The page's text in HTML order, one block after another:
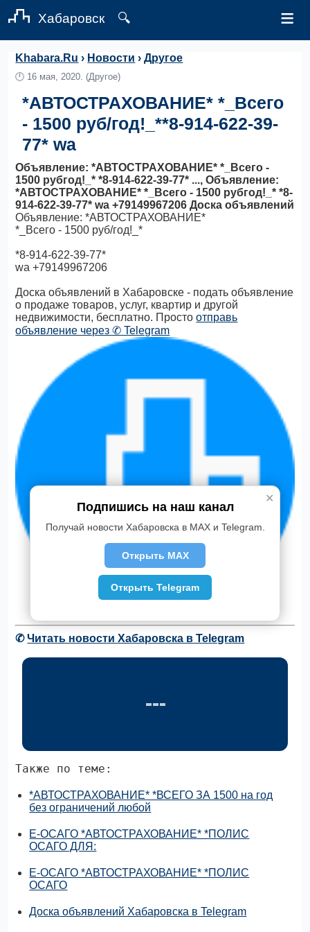
Хабаровск 🔍 ≡
Khabara.Ru › Новости ›Другое
🕛 16 мая, 2020. (Другое)
*АВТОСТРАХОВАНИЕ* *_Всего
- 1500 руб/год!_**8-914-622-39-
77* wa
Объявление: *АВТОСТРАХОВАНИЕ* *_Всего -
1500 рубгод!_* *8-914-622-39-77* ..., Объявление:
*АВТОСТРАХОВАНИЕ* *_Всего - 1500 рубгод!_* *8-
914-622-39-77* wa +79149967206 Доска объявлений
Объявление: *АВТОСТРАХОВАНИЕ*
*_Всего - 1500 руб/год!_*
*8-914-622-39-77*
wa +79149967206
Доска объявлений в Хабаровске - подать объявление
о продаже товаров, услуг, квартир и другой
недвижимости, бесплатно. Простоотправь
объявление через ✆ Telegram
✆Читать новости Хабаровска в Telegram
Также по теме:
*АВТОСТРАХОВАНИЕ* *ВСЕГО ЗА 1500 на год
без ограничений любой
E-ОСАГО *АВТОСТРАХОВАНИЕ* *ПОЛИС
ОСАГО ДЛЯ:
E-ОСАГО *АВТОСТРАХОВАНИЕ* *ПОЛИС
ОСАГО
Доска объявлений Хабаровска в Telegram
✕
Подпишись на наш канал
Получай новости Хабаровска в MAX и Telegram.
Открыть MAX
Открыть Telegram